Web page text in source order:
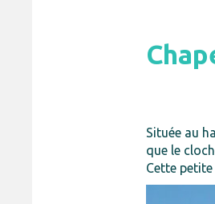
Située au
que le
Cette